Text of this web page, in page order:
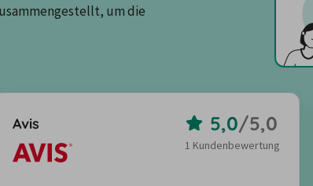
um die
Avis 5,0/5,0
1 Kundenbewertung